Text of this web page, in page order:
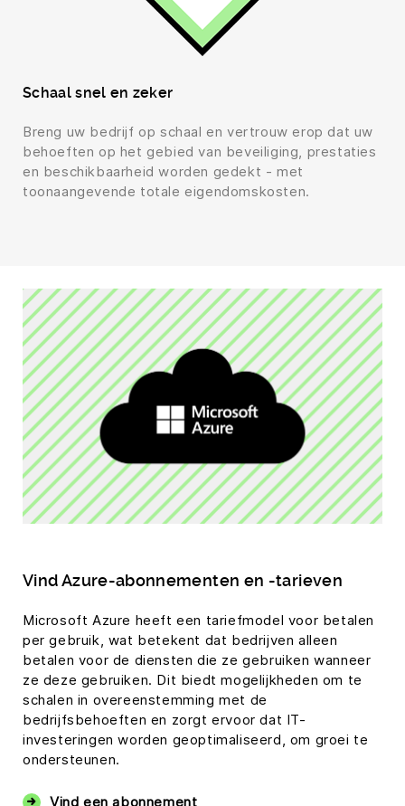
Schaal snel en zeker
Breng uw bedrijf op schaal en vertrouw erop dat uw
behoeften op het gebied van beveiliging, prestaties
en beschikbaarheid worden gedekt - met
toonaangevende totale eigendomskosten.
Vind Azure-abonnementen en -tarieven
Microsoft Azure heeft een tariefmodel voor betalen
per gebruik, wat betekent dat bedrijven alleen
betalen voor de diensten die ze gebruiken wanneer
ze deze gebruiken. Dit biedt mogelijkheden om te
schalen in overeenstemming met de
bedrijfsbehoeften en zorgt ervoor dat IT-
investeringen worden geoptimaliseerd, om groei te
ondersteunen.
Vind een abonnement